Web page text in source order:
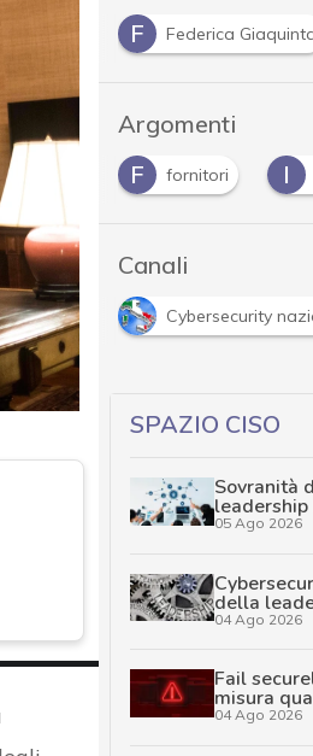
F
Federica
Argomenti
C
F fornitori I
Canali
Cybersecurity
SPAZIO CISO
Sovranità
leadership
05 Ago 2026
della
04 Ago 2026
Fail
misura
04 Ago 2026